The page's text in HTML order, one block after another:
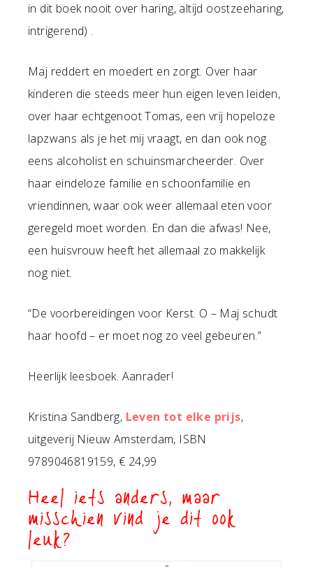
in dit boek nooit over haring, altijd oostzeeharing,
intrigerend) .
Maj reddert en moedert en zorgt. Over haar
kinderen die steeds meer hun eigen leven leiden,
over haar echtgenoot Tomas, een vrij hopeloze
lapzwans als je het mij vraagt, en dan ook nog
eens alcoholist en schuinsmarcheerder. Over
haar eindeloze familie en schoonfamilie en
vriendinnen, waar ook weer allemaal eten voor
geregeld moet worden. En dan die afwas! Nee,
een huisvrouw heeft het allemaal zo makkelijk
nog niet.
“De voorbereidingen voor Kerst. O – Maj schudt
haar hoofd – er moet nog zo veel gebeuren.”
Heerlijk leesboek. Aanrader!
Kristina Sandberg, Leven tot elke prijs,
uitgeverij Nieuw Amsterdam, ISBN
9789046819159, € 24,99
Heel iets anders, maar
misschien vind je dit ook
leuk?